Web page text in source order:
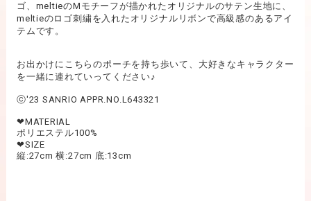
ゴ、meltieのMモチーフが描かれたオリジナルのサテン生地に、
meltieのロゴ刺繍を入れたオリジナルリボンで高級感のあるアイ
テムです。
お出かけにこちらのポーチを持ち歩いて、大好きなキャラクター
を一緒に連れていってください♪
ⓒ'23 SANRIO APPR.NO.L643321
❤︎MATERIAL
ポリエステル100%
❤︎SIZE
縦:27cm 横:27cm 底:13cm